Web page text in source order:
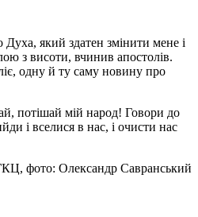
який здатен змінити мене і
з висоти, вчинив апостолів.
одну й ту саму новину про
потішай мій народ! Говори до
і вселися в нас, і очисти нас
фото: Олександр Савранський